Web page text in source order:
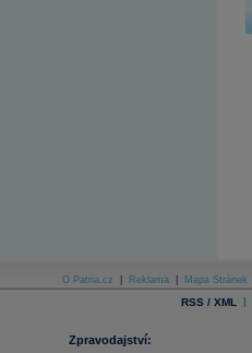
Archiv - Měsíční makroekonomické přehledy
O Patria.cz Reklama Mapa Stránek
RSS / XML |
Zpravodajství: